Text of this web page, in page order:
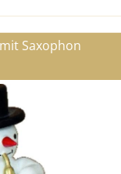
Saxophon